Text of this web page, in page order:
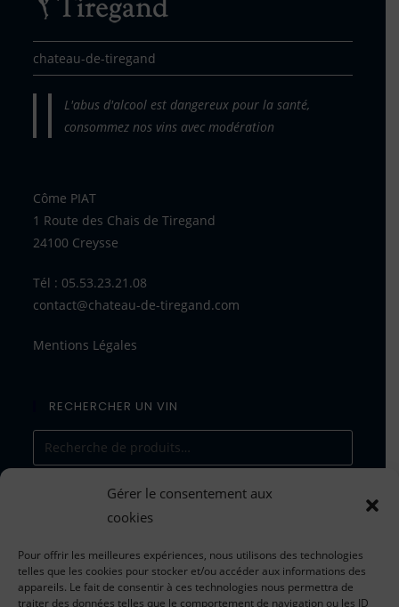
Gérer le consentement aux
cookies
Pour offrir les meilleures expériences, nous utilisons des technologies
telles que les cookies pour stocker et/ou accéder aux informations des
appareils. Le fait de consentir à ces technologies nous permettra de
traiter des données telles que le comportement de navigation ou les ID
chateau-de-tiregand
L'abus d'alcool est dangereux pour la santé,
consommez nos vins avec modération
Côme PIAT
1 Route des Chais de Tiregand
24100 Creysse
Tél : 05.53.23.21.08
contact@chateau-de-tiregand.com
Mentions Légales
RECHERCHER UN VIN
RECHERCHE